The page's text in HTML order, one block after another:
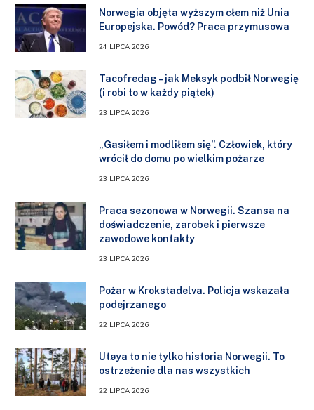
Norwegia objęta wyższym cłem niż Unia
Europejska. Powód? Praca przymusowa
24 LIPCA 2026
Tacofredag – jak Meksyk podbił Norwegię
(i robi to w każdy piątek)
23 LIPCA 2026
„Gasiłem i modliłem się”. Człowiek, który
wrócił do domu po wielkim pożarze
23 LIPCA 2026
Praca sezonowa w Norwegii. Szansa na
doświadczenie, zarobek i pierwsze
zawodowe kontakty
23 LIPCA 2026
Pożar w Krokstadelva. Policja wskazała
podejrzanego
22 LIPCA 2026
Utøya to nie tylko historia Norwegii. To
ostrzeżenie dla nas wszystkich
22 LIPCA 2026